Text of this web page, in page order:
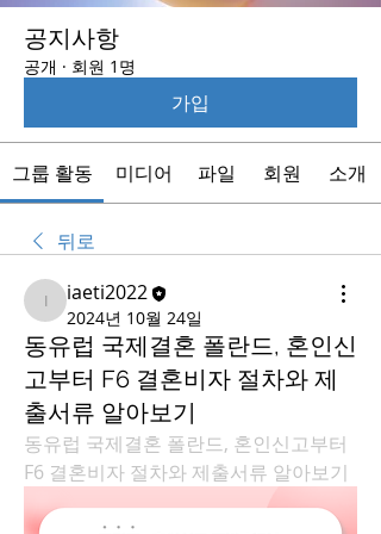
공지사항
공개 · 회원 1명
가입
그룹 활동 미디어 파일 회원 소개
뒤로
iaeti2022
iaeti2022
2024년 10월 24일
동유럽 국제결혼 폴란드, 혼인신
고부터 F6 결혼비자 절차와 제
출서류 알아보기
동유럽 국제결혼 폴란드, 혼인신고부터
F6 결혼비자 절차와 제출서류 알아보기